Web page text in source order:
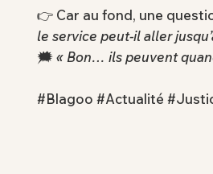
👉 Car au fond, une
le service peut-il aller
🗯️« Bon… ils peuvent
#Blagoo #Actualité